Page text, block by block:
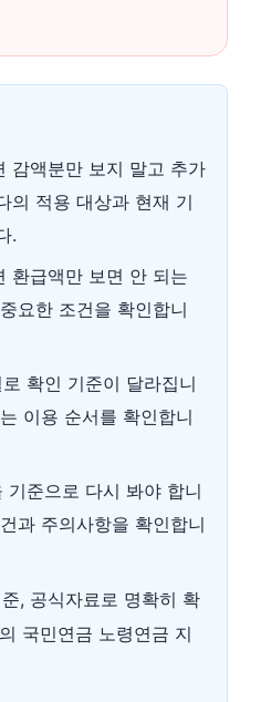
감액분만 보지 말고 추가
의 적용 대상과 현재 기
.
환급액만 보면 안 되는
요한 조건을 확인합니
확인 기준이 달라집니
이용 순서를 확인합니
준으로 다시 봐야 합니
과 주의사항을 확인합니
, 공식자료로 명확히 확
국민연금 노령연금 지